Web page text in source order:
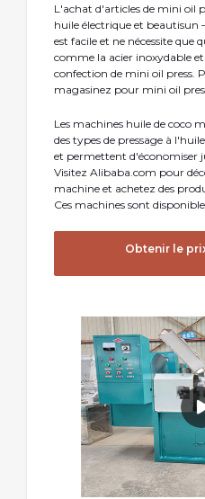
L'achat d'articles de mini oil
huile électrique et beautisun
est facile et ne nécessite que
comme la acier inoxydable
confection de mini oil press.
magasinez pour mini oil
Les machines huile de coco
des types de pressage à
et permettent d'économiser
Visitez Alibaba.com pour
machine et achetez des
Ces machines sont
Obtenir le